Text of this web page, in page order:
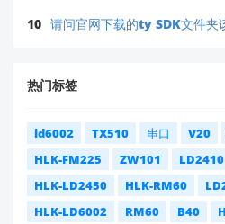
10 请问官网下载的ty SDK文件夹
热门标签
ld6002 TX510 串口 V20
HLK-FM225
ZW101 LD2410
HLK-LD2450
HLK-RM60
HLK-LD6002
RM60 B40